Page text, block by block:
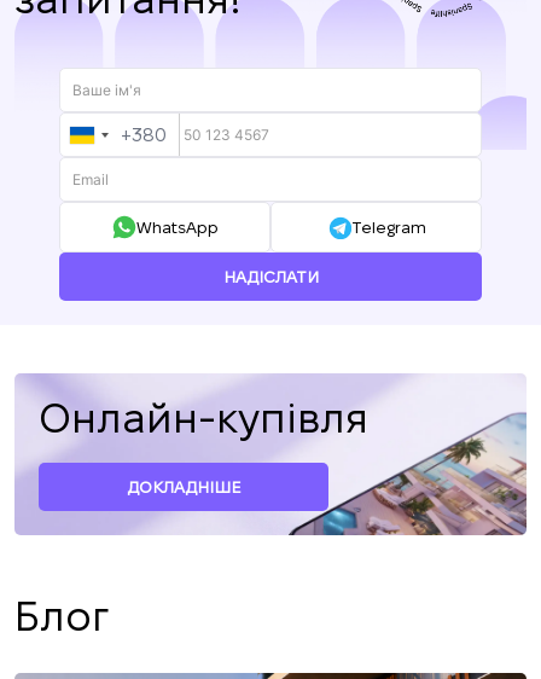
UKRAINE
+380
+380
WhatsApp Telegram
НАДІСЛАТИ
Онлайн-купівля
ДОКЛАДНІШЕ
Блог